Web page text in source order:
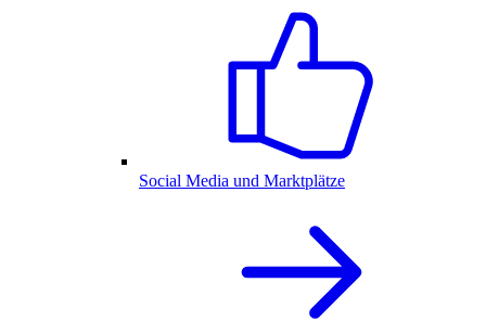
Social Media und Marktplätze